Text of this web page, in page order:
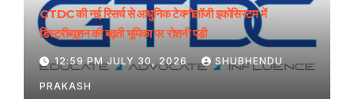
GTDC की नई रिसर्च से आधुनिक टेक्नोलॉजी इकोसिस्टम में
डिस्ट्रीब्यूशन की बढ़ती भूमिका पर रोशनी पड़ी
12:59 PM JULY 30, 2026 SHUBHENDU
PRAKASH